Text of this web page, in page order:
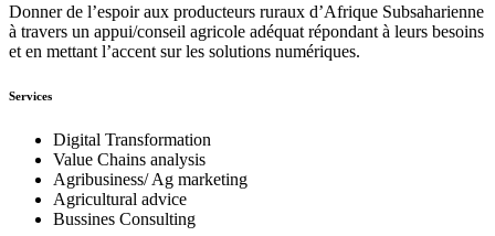
Donner de l’espoir aux producteurs ruraux d’Afrique Subsaharienne
à travers un appui/conseil agricole adéquat répondant à leurs besoins
et en mettant l’accent sur les solutions numériques.
Services
Digital Transformation
Value Chains analysis
Agribusiness/ Ag marketing
Agricultural advice
Bussines Consulting